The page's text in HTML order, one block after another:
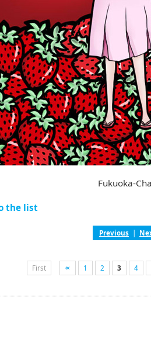
Fukuoka-
the list
Previous |
First 1 2 3 4